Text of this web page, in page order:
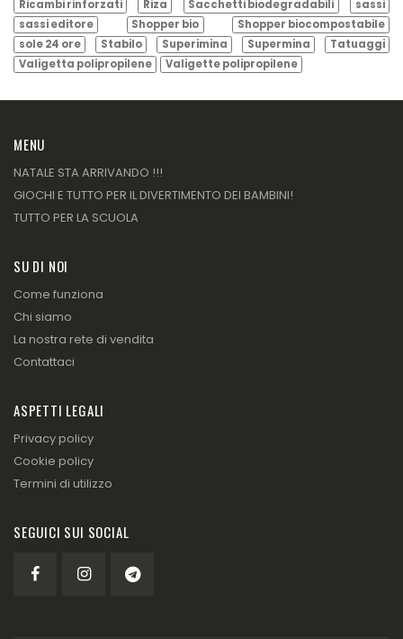
Ricambi rinforzati
Riza Sacchetti biodegradabili
sassi
sassi editore
Shopper bio
Shopper biocompostabile
sole 24 ore
Stabilo Superimina Supermina
Tatuaggi
Valigetta polipropilene
Valigette polipropilene
MENU
NATALE STA ARRIVANDO !!!
GIOCHI E TUTTO PER IL DIVERTIMENTO DEI BAMBINI!
TUTTO PER LA SCUOLA
SU DI NOI
Come funziona
Chi siamo
La nostra rete di vendita
Contattaci
ASPETTI LEGALI
Privacy policy
Cookie policy
Termini di utilizzo
SEGUICI SUI SOCIAL